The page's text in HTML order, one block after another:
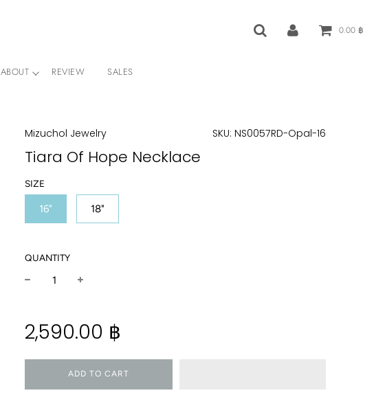
0.00 ฿
ABOUT REVIEW SALES
Mizuchol Jewelry SKU: NS0057RD-Opal-16
Tiara Of Hope Necklace
SIZE
16" 18"
QUANTITY
price
2,590.00 ฿
ADD TO CART